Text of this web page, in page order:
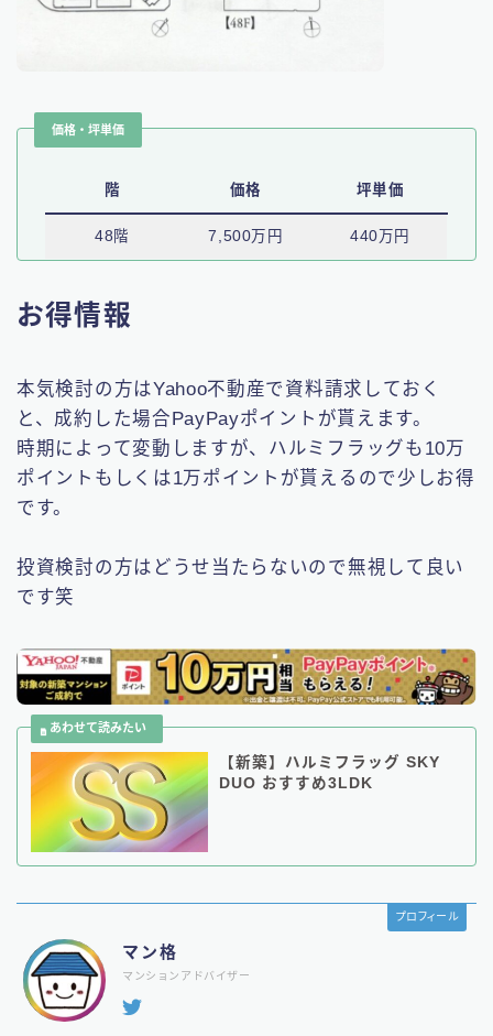
価格・坪単価
階 価格 坪単価
48階 7,500万円 440万円
お得情報
本気検討の方はYahoo不動産で資料請求しておく
と、成約した場合PayPayポイントが貰えます。
時期によって変動しますが、ハルミフラッグも10万
ポイントもしくは1万ポイントが貰えるので少しお得
です。
投資検討の方はどうせ当たらないので無視して良い
です笑
【新築】ハルミフラッグ SKY
DUO おすすめ3LDK
プロフィール
マン格
マンションアドバイザー